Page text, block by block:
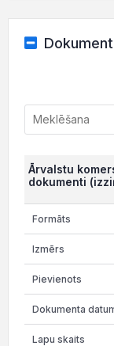
Ārvalstu
dokumenti